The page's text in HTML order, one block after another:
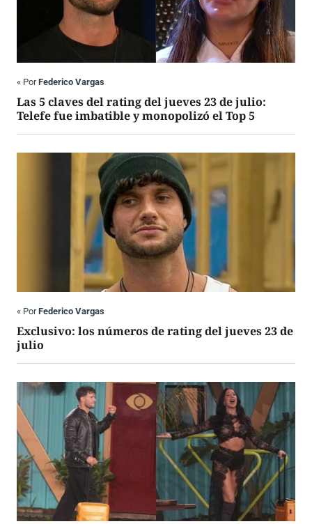
« PorFederico Vargas
Las 5 claves del rating del jueves 23 de julio:
Telefe fue imbatible y monopolizó el Top 5
« PorFederico Vargas
Exclusivo: los números de rating del jueves 23 de
julio